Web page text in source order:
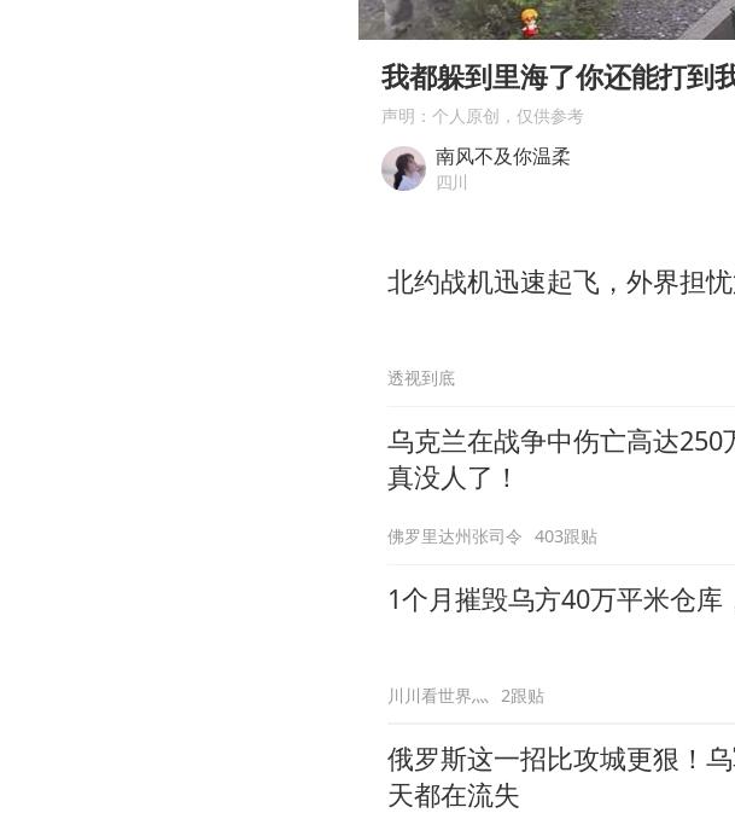
白海豚将正面袭
酒店回应车内过
Play
00:00
我都躲到里海了你还能打到
声明：个人原创，仅供参考
南风不及你温柔
四川
北约战机迅速起飞，外界担
透视到底
乌克兰在战争中伤亡高达
真没人了！
佛罗里达州张司令 403跟贴
1个月摧毁乌方40万平米仓库
川川看世界灬 2跟贴
俄罗斯这一招比攻城更狠！
天都在流失